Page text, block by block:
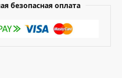
безопасная оплата